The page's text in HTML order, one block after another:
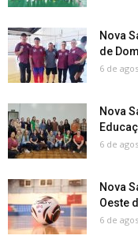
Nova
de
6 de
Nova
6 de
Nova
Oeste
6 de